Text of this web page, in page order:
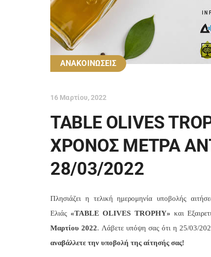
ΑΝΑΚΟΙΝΩΣΕΙΣ
16 Μαρτίου, 2022
TABLE OLIVES
ΧΡΟΝΟΣ ΜΕΤΡΑ
28/03/2022
Πλησιάζει η τελική ημερομηνία υποβολής
Ελιάς «TABLE OLIVES TROPHY» και
Μαρτίου 2022. Λάβετε υπόψη σας ότι η 25/03/
αναβάλλετε την υποβολή της αίτησής σας!